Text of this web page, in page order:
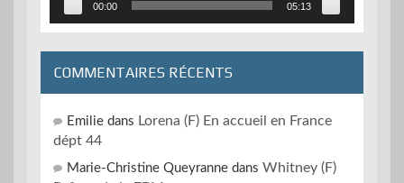
00:00 05:13
COMMENTAIRES RÉCENTS
Emilie dans Lorena (F) En accueil en France
dépt 44
Marie-Christine Queyranne dans Whitney (F)